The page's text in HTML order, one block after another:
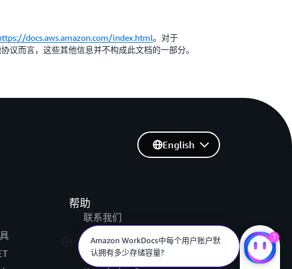
docs.aws.amazon.com/index.html。对于
议而言，这些其他信息并不构成此文档的一部分。
帮助
联系我们
提交支持工单
AWS re:Post
English
Amazon WorkDocs中每个用户账户默
认拥有多少存储容量?
1